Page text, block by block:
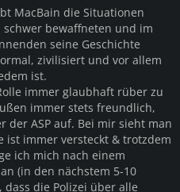
MacBain die Situationen
bewaffneten und im
seine Geschichte
zivilisiert und vor allem
ist.
immer glaubhaft rüber zu
immer stets freundlich,
der ASP auf. Bei mir sieht man
ist immer versteckt & trotzdem
ich mich nach einem
(in den nächstem 5-10
die Polizei über alle